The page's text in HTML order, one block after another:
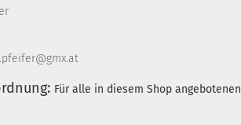
Für alle in diesem Shop angebotenen